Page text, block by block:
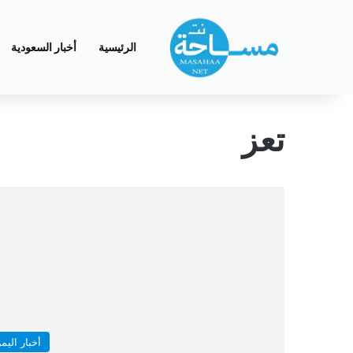
الرئيسية أخبار السعودية
تعز
أخبار